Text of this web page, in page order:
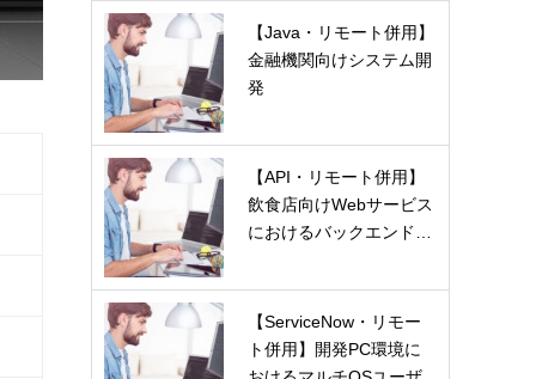
【Java・リモート併用】
金融機関向けシステム開
発
【API・リモート併用】
飲食店向けWebサービス
におけるバックエンド…
【ServiceNow・リモー
ト併用】開発PC環境に